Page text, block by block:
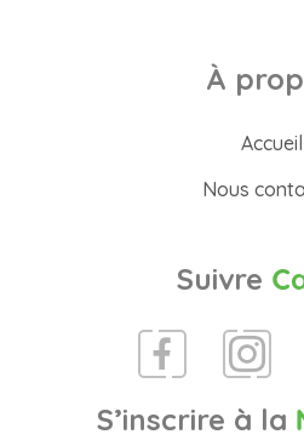
À
Accueil
Nous
Suivre
S’inscrire à la